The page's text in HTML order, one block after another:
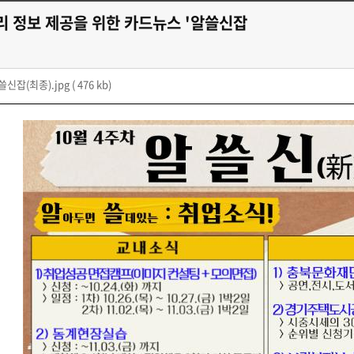
정보 제공을 위한 카드뉴스 '알쓸신잡
신잡(최종).jpg ( 476 kb)